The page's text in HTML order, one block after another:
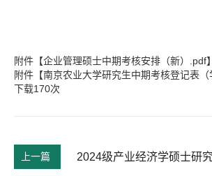
附件【企业管理硕士中期考核安排（新）.pdf
附件【南京农业大学研究生中期考核登记表
下载170次
上一篇